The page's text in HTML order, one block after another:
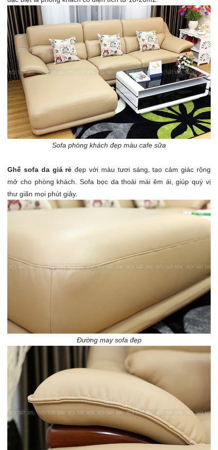
Sofa phòng khách đẹp màu cafe sữa
Ghế sofa da giá rẻ đẹp với màu tươi sáng, tạo cảm giác rộng
mở cho phòng khách. Sofa bọc da thoải mái êm ái, giúp quý vị
thư giãn mọi phút giây.
Đường may sofa đẹp